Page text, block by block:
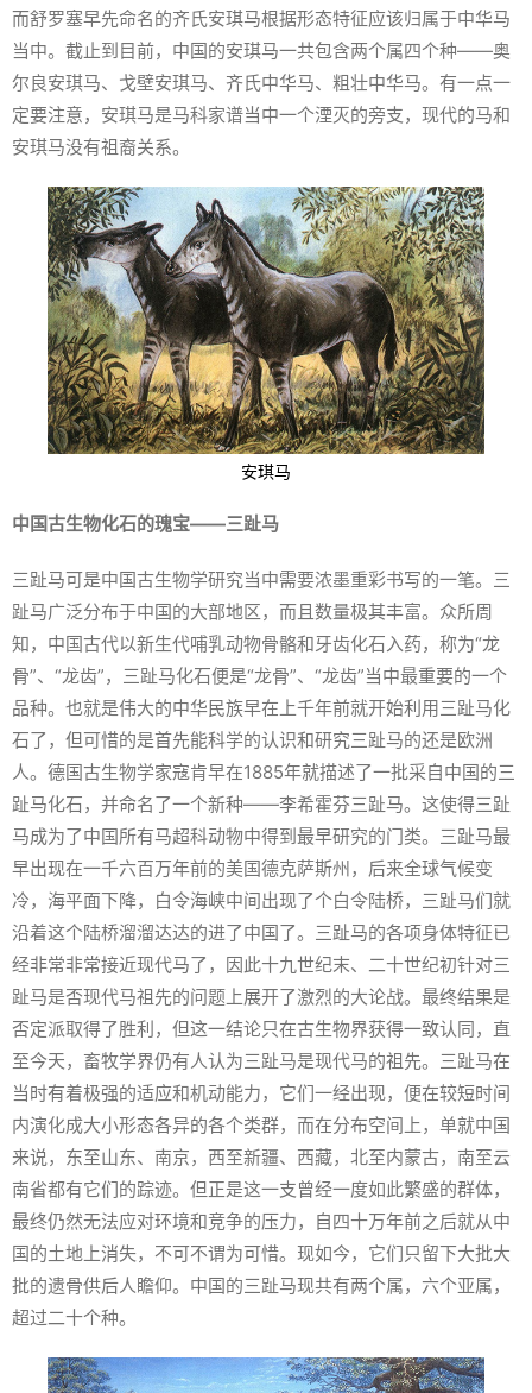
而舒罗塞早先命名的齐氏安琪马根据形态特征应该归属于中华马
当中。截止到目前，中国的安琪马一共包含两个属四个种——奥
尔良安琪马、戈壁安琪马、齐氏中华马、粗壮中华马。有一点一
定要注意，安琪马是马科家谱当中一个湮灭的旁支，现代的马和
安琪马没有祖裔关系。
安琪马
中国古生物化石的瑰宝——三趾马
三趾马可是中国古生物学研究当中需要浓墨重彩书写的一笔。三
趾马广泛分布于中国的大部地区，而且数量极其丰富。众所周
知，中国古代以新生代哺乳动物骨骼和牙齿化石入药，称为“龙
骨”、“龙齿”，三趾马化石便是“龙骨”、“龙齿”当中最重要的一个
品种。也就是伟大的中华民族早在上千年前就开始利用三趾马化
石了，但可惜的是首先能科学的认识和研究三趾马的还是欧洲
人。德国古生物学家寇肯早在1885年就描述了一批采自中国的三
趾马化石，并命名了一个新种——李希霍芬三趾马。这使得三趾
马成为了中国所有马超科动物中得到最早研究的门类。三趾马最
早出现在一千六百万年前的美国德克萨斯州，后来全球气候变
冷，海平面下降，白令海峡中间出现了个白令陆桥，三趾马们就
沿着这个陆桥溜溜达达的进了中国了。三趾马的各项身体特征已
经非常非常接近现代马了，因此十九世纪末、二十世纪初针对三
趾马是否现代马祖先的问题上展开了激烈的大论战。最终结果是
否定派取得了胜利，但这一结论只在古生物界获得一致认同，直
至今天，畜牧学界仍有人认为三趾马是现代马的祖先。三趾马在
当时有着极强的适应和机动能力，它们一经出现，便在较短时间
内演化成大小形态各异的各个类群，而在分布空间上，单就中国
来说，东至山东、南京，西至新疆、西藏，北至内蒙古，南至云
南省都有它们的踪迹。但正是这一支曾经一度如此繁盛的群体，
最终仍然无法应对环境和竞争的压力，自四十万年前之后就从中
国的土地上消失，不可不谓为可惜。现如今，它们只留下大批大
批的遗骨供后人瞻仰。中国的三趾马现共有两个属，六个亚属，
超过二十个种。